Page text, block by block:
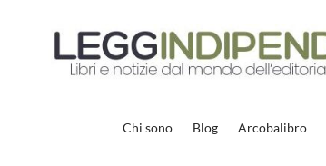
Chi sono Blog Arcobalibro